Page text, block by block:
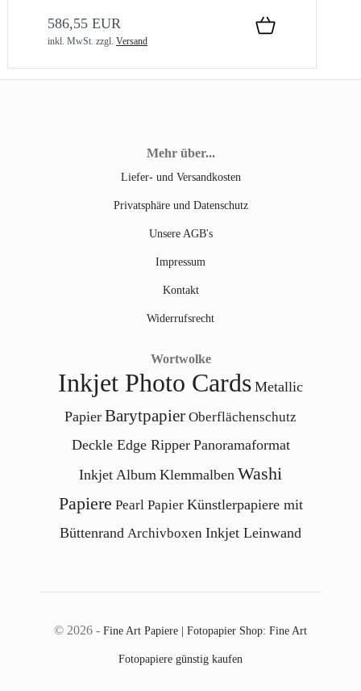
586,55 EUR
inkl. MwSt. zzgl. Versand
Mehr über...
Liefer- und Versandkosten
Privatsphäre und Datenschutz
Unsere AGB's
Impressum
Kontakt
Widerrufsrecht
Wortwolke
Inkjet Photo Cards Metallic
Papier Barytpapier Oberflächenschutz
Deckle Edge Ripper Panoramaformat
Inkjet Album Klemmalben Washi
Papiere Pearl Papier Künstlerpapiere mit
Büttenrand Archivboxen Inkjet Leinwand
© 2026 - Fine Art Papiere | Fotopapier Shop: Fine Art
Fotopapiere günstig kaufen